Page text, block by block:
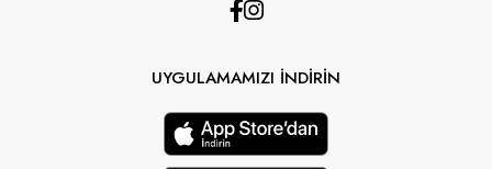
UYGULAMAMIZI İNDİRİN